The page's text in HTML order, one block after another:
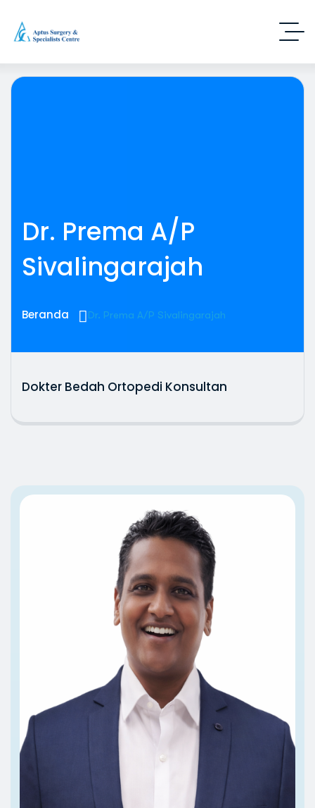
Dr. Prema A/P
Sivalingarajah
Beranda Dr. Prema A/P Sivalingarajah
Dokter Bedah Ortopedi Konsultan